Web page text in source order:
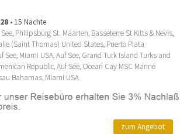
• 15 Nächte
See, Philipsburg St. Maarten, Basseterre St Kitts & Nevis,
(Saint Thomas) United States, Puerto Plata
See, Miami USA, Auf See, Grand Turk Island Turks and
Republic, Auf See, Ocean Cay MSC Marine
Bahamas, Miami USA
zum Angebot